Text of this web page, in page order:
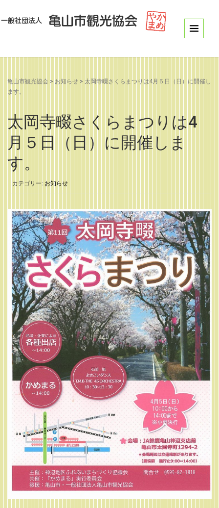
亀山市観光協会 > お知らせ > 太岡寺畷さくらまつりは4月５日（日）に開催し
ます。
太岡寺畷さくらまつりは4
月５日（日）に開催しま
す。
カテゴリー: お知らせ